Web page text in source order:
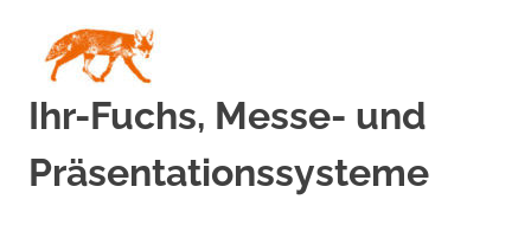
springen
Ihr-Fuchs, Messe- und
Präsentationssysteme